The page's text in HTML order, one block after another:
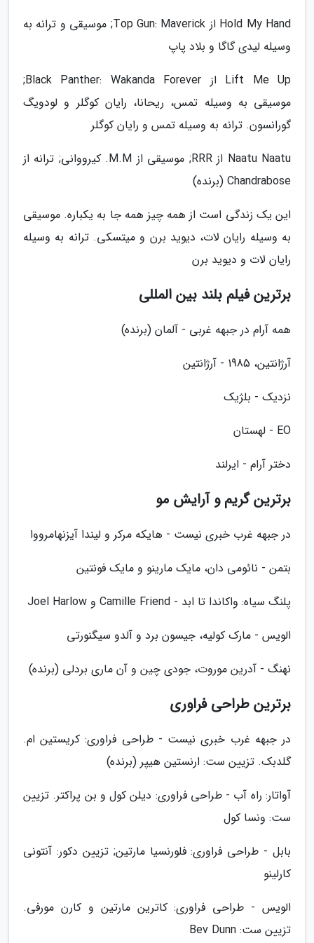
Hold My Hand از Top Gun: Maverick; موسیقی و ترانه به
وسیله لیدی گاگا و بلاد پاپ
Lift Me Up از Black Panther: Wakanda Forever;
موسیقی به وسیله تمس، ریحانا، رایان کوگلر و لودویگ
گورانسون. ترانه به وسیله تمس و رایان کوگلر
Naatu Naatu از RRR; موسیقی از M.M. کیرووانی; ترانه از
Chandrabose (برنده)
این یک زندگی است از همه چیز همه جا به یکباره. موسیقی
به وسیله رایان لات، دیوید برن و میتسکی. ترانه به وسیله
رایان لات و دیوید برن
برترین فیلم بلند بین المللی
همه آرام در جبهه غربی - آلمان (برنده)
آرژانتین، 1985 - آرژانتین
نزدیک - بلژیک
EO - لهستان
دختر آرام - ایرلند
برترین گریم و آرایش مو
در جبهه غرب خبری نیست - هایکه مرکر و لیندا آیزنهامرووا
بتمن - نائومی دان، مایک مارینو و مایک فونتین
پلنگ سیاه: واکاندا تا ابد - Camille Friend و Joel Harlow
الویس - مارک کولیه، جیسون برد و آلدو سیگنورتی
نهنگ - آدرین موروت، جودی چین و آن ماری بردلی (برنده)
برترین طراحی فراوری
در جبهه غرب خبری نیست - طراحی فراوری: کریستین ام.
گلدبک. تزیین ست: ارنستین هیپر (برنده)
آواتار: راه آب - طراحی فراوری: دیلن کول و بن پراکتر. تزیین
ست: ونسا کول
بابل - طراحی فراوری: فلورنسیا مارتین; تزیین دکور: آنتونی
کارلینو
الویس - طراحی فراوری: کاترین مارتین و کارن مورفی.
تزیین ست: Bev Dunn